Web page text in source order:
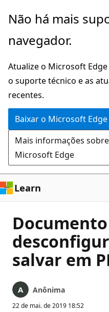
Pular
o
principal
Não há mais
navegador.
Atualize o Microsoft
o suporte técnico e as
recentes.
Baixar o Microsoft Edge
Mais informações
Microsoft Edge
Learn
salvar em
Anônima
22 de mai. de 2019 18:52